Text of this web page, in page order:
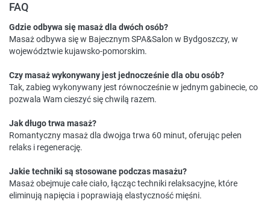
FAQ
Gdzie odbywa się masaż dla dwóch osób?
Masaż odbywa się w Bajecznym SPA&Salon w Bydgoszczy, w
województwie kujawsko-pomorskim.
Czy masaż wykonywany jest jednocześnie dla obu osób?
Tak, zabieg wykonywany jest równocześnie w jednym gabinecie, co
pozwala Wam cieszyć się chwilą razem.
Jak długo trwa masaż?
Romantyczny masaż dla dwojga trwa 60 minut, oferując pełen
relaks i regenerację.
Jakie techniki są stosowane podczas masażu?
Masaż obejmuje całe ciało, łącząc techniki relaksacyjne, które
eliminują napięcia i poprawiają elastyczność mięśni.